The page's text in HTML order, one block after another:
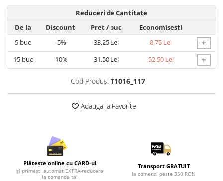
Cadouri pentru Mama
Cadouri pentru profesori sau absolventi
Cadouri Back to school
Cadouri de Paște
Cadouri Traditionale Romanesti
8 Martie
Cadouri pentru CUPLU El & Ea
Cadouri Iubitori de animale
Cadouri Pensionare
Cadouri Colegi, sefi sau angajati
Cadouri pentru Doctori
Cadouri pentru Sfânta Maria
Reduceri de Cantitate
De la
Discount Pret/ buc
Economisesti
5 buc -5% 33,25 Lei 8,75 Lei +
15buc -10% 31,50 Lei 52,50 Lei +
Cod Produs: T1016_117
Adauga la Favorite
Plătește online cu CARD-ul
și primești automat EXTRA-reducere
la comanda ta!
Transport GRATUIT
la comenzi peste 350 RON